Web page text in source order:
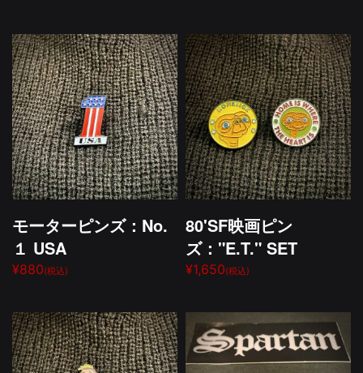
モーターピンズ：No.
１ USA
¥880(税込)
80'SF映画ピン
ズ："E.T." SET
¥1,650(税込)